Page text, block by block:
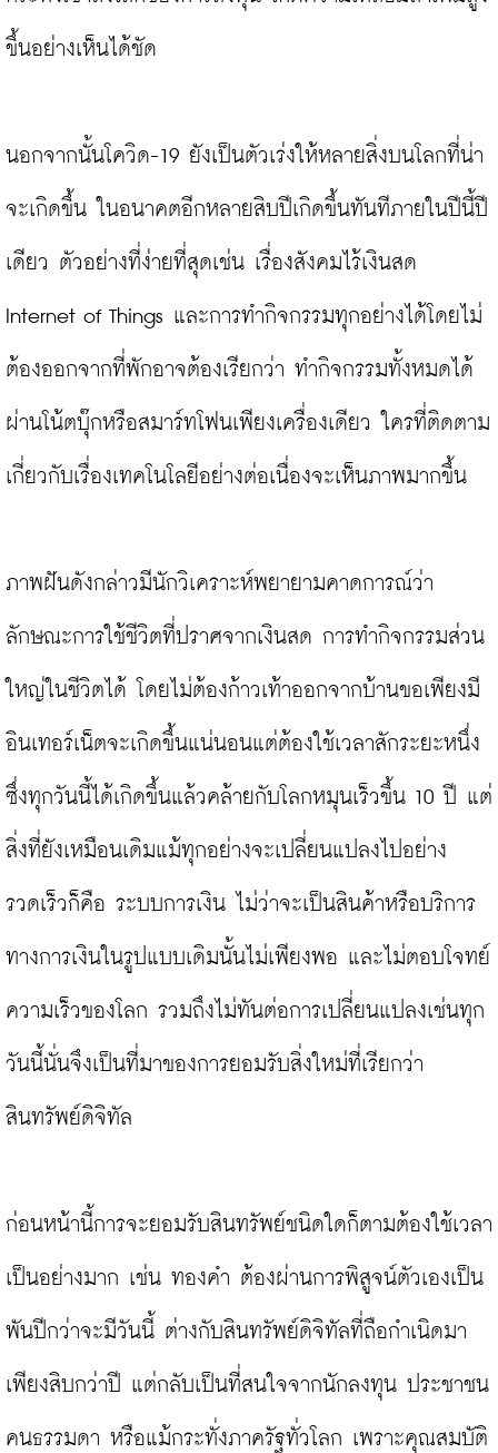
ขึ้นอย่างเห็นได้ชัด
นอกจากนั้นโควิด-19 ยังเป็นตัวเร่งให้หลายสิ่งบนโลกที่น่า
จะเกิดขึ้น ในอนาคตอีกหลายสิบปีเกิดขึ้นทันทีภายในปีนี้ปี
เดียว ตัวอย่างที่ง่ายที่สุดเช่น เรื่องสังคมไร้เงินสด
Internet of Things และการทำกิจกรรมทุกอย่างได้โดยไม่
ต้องออกจากที่พักอาจต้องเรียกว่า ทำกิจกรรมทั้งหมดได้
ผ่านโน้ตบุ๊กหรือสมาร์ทโฟนเพียงเครื่องเดียว ใครที่ติดตาม
เกี่ยวกับเรื่องเทคโนโลยีอย่างต่อเนื่องจะเห็นภาพมากขึ้น
ภาพฝันดังกล่าวมีนักวิเคราะห์พยายามคาดการณ์ว่า
ลักษณะการใช้ชีวิตที่ปราศจากเงินสด การทำกิจกรรมส่วน
ใหญ่ในชีวิตได้ โดยไม่ต้องก้าวเท้าออกจากบ้านขอเพียงมี
อินเทอร์เน็ตจะเกิดขึ้นแน่นอนแต่ต้องใช้เวลาสักระยะหนึ่ง
ซึ่งทุกวันนี้ได้เกิดขึ้นแล้วคล้ายกับโลกหมุนเร็วขึ้น 10 ปี แต่
สิ่งที่ยังเหมือนเดิมแม้ทุกอย่างจะเปลี่ยนแปลงไปอย่าง
รวดเร็วก็คือ ระบบการเงิน ไม่ว่าจะเป็นสินค้าหรือบริการ
ทางการเงินในรูปแบบเดิมนั้นไม่เพียงพอ และไม่ตอบโจทย์
ความเร็วของโลก รวมถึงไม่ทันต่อการเปลี่ยนแปลงเช่นทุก
วันนี้นั่นจึงเป็นที่มาของการยอมรับสิ่งใหม่ที่เรียกว่า
สินทรัพย์ดิจิทัล
ก่อนหน้านี้การจะยอมรับสินทรัพย์ชนิดใดก็ตามต้องใช้เวลา
เป็นอย่างมาก เช่น ทองคำ ต้องผ่านการพิสูจน์ตัวเองเป็น
พันปีกว่าจะมีวันนี้ ต่างกับสินทรัพย์ดิจิทัลที่ถือกำเนิดมา
เพียงสิบกว่าปี แต่กลับเป็นที่สนใจจากนักลงทุน ประชาชน
คนธรรมดา หรือแม้กระทั่งภาครัฐทั่วโลก เพราะคุณสมบัติ